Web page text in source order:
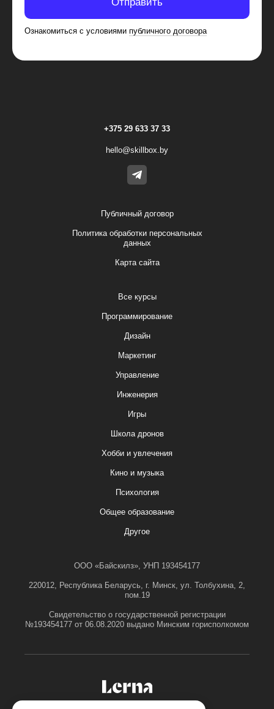
Ознакомиться с условиями публичного договора
+375 29 633 37 33
hello@skillbox.by
Публичный договор
Политика обработки персональных
данных
Карта сайта
Все курсы
Программирование
Дизайн
Маркетинг
Управление
Инженерия
Игры
Школа дронов
Хобби и увлечения
Кино и музыка
Психология
Общее образование
Другое
ООО «Байскилз», УНП 193454177
220012, Республика Беларусь, г. Минск, ул. Толбухина, 2,
пом.19
Свидетельство о государственной регистрации
№193454177 от 06.08.2020 выдано Минским горисполкомом